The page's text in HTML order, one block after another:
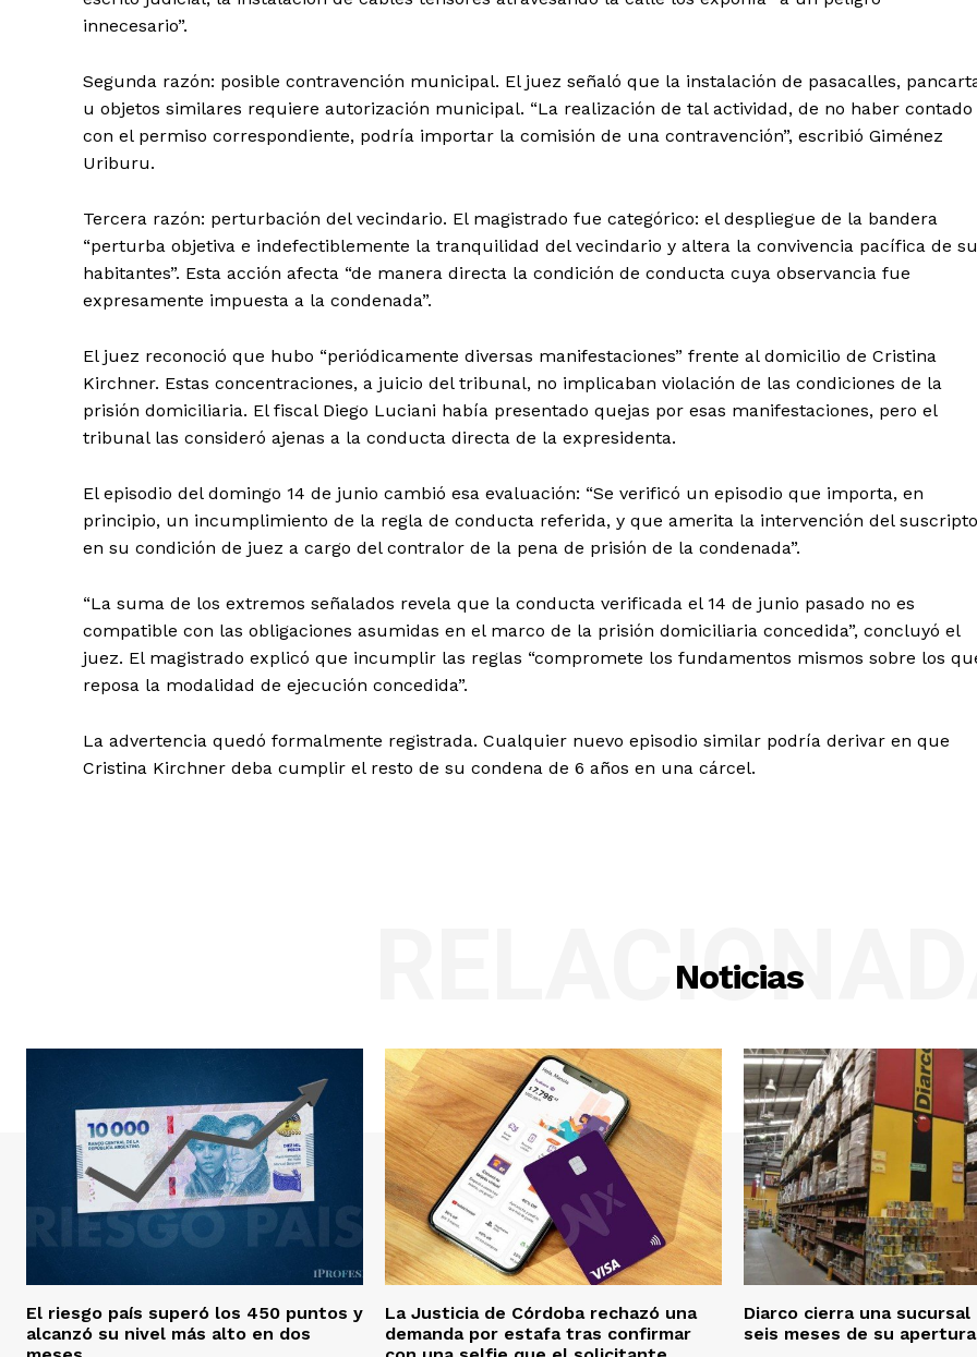
innecesario”.
Segunda razón: posible contravención municipal. El juez señaló que la instalación de pasacalles,
u objetos similares requiere autorización municipal. “La realización de tal actividad, de no haber contado
con el permiso correspondiente, podría importar la comisión de una contravención”, escribió Giménez
Uriburu.
Tercera razón: perturbación del vecindario. El magistrado fue categórico: el despliegue de la bandera
“perturba objetiva e indefectiblemente la tranquilidad del vecindario y altera la convivencia pacífica de
habitantes”. Esta acción afecta “de manera directa la condición de conducta cuya observancia fue
expresamente impuesta a la condenada”.
El juez reconoció que hubo “periódicamente diversas manifestaciones” frente al domicilio de Cristina
Kirchner. Estas concentraciones, a juicio del tribunal, no implicaban violación de las condiciones de la
prisión domiciliaria. El fiscal Diego Luciani había presentado quejas por esas manifestaciones, pero el
tribunal las consideró ajenas a la conducta directa de la expresidenta.
El episodio del domingo 14 de junio cambió esa evaluación: “Se verificó un episodio que importa, en
principio, un incumplimiento de la regla de conducta referida, y que amerita la intervención del suscripto
en su condición de juez a cargo del contralor de la pena de prisión de la condenada”.
“La suma de los extremos señalados revela que la conducta verificada el 14 de junio pasado no es
compatible con las obligaciones asumidas en el marco de la prisión domiciliaria concedida”, concluyó el
juez. El magistrado explicó que incumplir las reglas “compromete los fundamentos mismos sobre los
reposa la modalidad de ejecución concedida”.
La advertencia quedó formalmente registrada. Cualquier nuevo episodio similar podría derivar en que
Cristina Kirchner deba cumplir el resto de su condena de 6 años en una cárcel.
Noticias
El riesgo país superó los 450 puntos y
alcanzó su nivel más alto en dos
La Justicia de Córdoba rechazó una
demanda por estafa tras confirmar
Diarco cierra una
seis meses de su apertura